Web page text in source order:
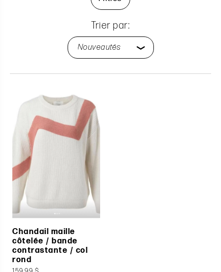
Trier par:
Chandail maille
côtelée / bande
contrastante / col
rond